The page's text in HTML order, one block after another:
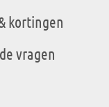
kortingen
vragen